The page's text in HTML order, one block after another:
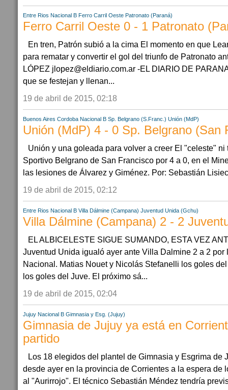
Entre Rios Nacional B Ferro Carril Oeste Patronato (Paraná)
Ferro Carril Oeste 0 - 1 Patronato
En tren, Patrón subió a la cima El momento en que
para rematar y convertir el gol del triunfo de Patronato
LÓPEZ jlopez@eldiario.com.ar -EL DIARIO DE
que se festejan y llenan...
19 de abril de 2015, 02:18
Buenos Aires Cordoba Nacional B Sp. Belgrano (S.Franc.) Unión (MdP)
Unión (MdP) 4 - 0 Sp. Belgrano (San
Unión y una goleada para volver a creer El "celeste" ni
Sportivo Belgrano de San Francisco por 4 a 0, en el
las lesiones de Álvarez y Giménez. Por: Sebastián
19 de abril de 2015, 02:12
Entre Rios Nacional B Villa Dálmine (Campana) Juventud Unida (Gchu)
Villa Dálmine (Campana) 2 - 2
EL ALBICELESTE SIGUE SUMANDO, ESTA VEZ
Juventud Unida igualó ayer ante Villa Dalmine 2 a 2 por
Nacional. Matias Nouet y Nicolás Stefanelli los goles
los goles del Juve. El próximo sá...
19 de abril de 2015, 02:04
Jujuy Nacional B Gimnasia y Esg. (Jujuy)
Gimnasia de Jujuy ya está en
partido
Los 18 elegidos del plantel de Gimnasia y Esgrima de
desde ayer en la provincia de Corrientes a la espera de
al "Aurirrojo". El técnico Sebastián Méndez tendría